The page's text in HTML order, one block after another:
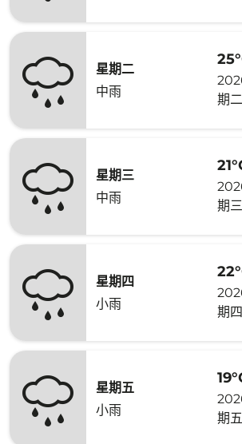
星期二
中雨
期
星期三
中雨
期
星期四
小雨
期
星期五
小雨
期